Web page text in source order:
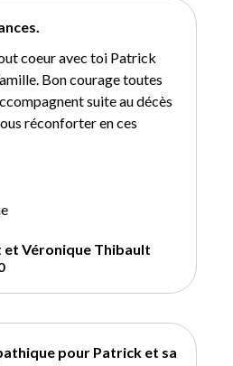
coeur avec toi Patrick
Bon courage toutes
suite au décès
réconforter en ces
Véronique Thibault
pour Patrick et sa